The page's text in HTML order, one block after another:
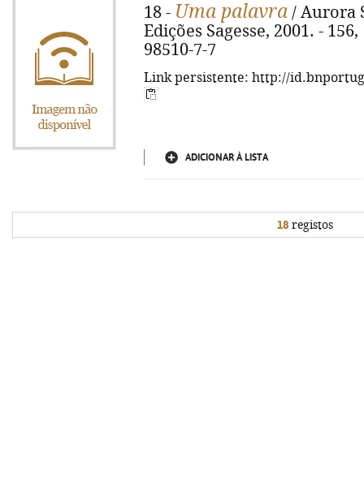
18 - Uma palavra / Aurora
Edições Sagesse, 2001. -
98510-7-7
Link persistente: http://
ADICIONAR À LISTA
18registos